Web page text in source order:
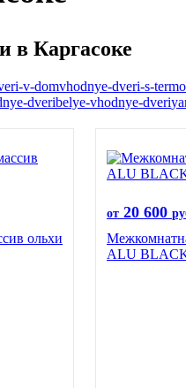
в Каргасоке
v-domvhodnye-dveri-s-
dveribelye-vhodnye-dveri
ольхи
от 20 600
ALU